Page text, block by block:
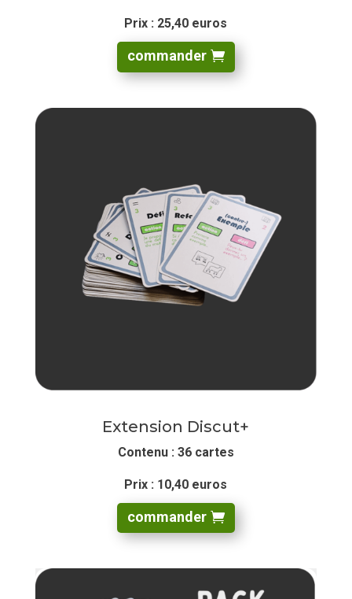
Prix : 25,40 euros
commander
Extension Discut+
Contenu : 36 cartes
Prix : 10,40 euros
commander